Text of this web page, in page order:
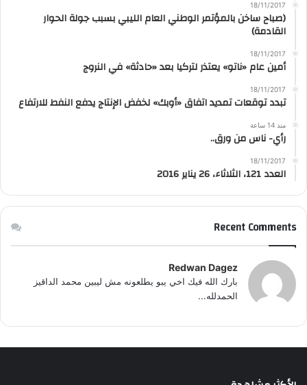
18/11/2017
(صباح ساخن بالمؤتمر الوطني العام الليبي بسبب جولة الحوار
القادمة)
18/11/2017
أمين عام «ناتو» يعتذر لتركيا بعد «حادثة» في النروج
18/11/2017
تبدد توقعات تمديد اتفاق «أوبك» لخفض الإنتاج يدفع النفط للارتفاع
منذ 14 ساعة
رأي- ناس من ورق..
18/11/2017
العدد 121، الثلاثاء، 26 يناير 2016
Recent Comments
Redwan Dagez
بارك الله فيك اخي يبو يطلعونه مش ليبين محمد الداقيز
الحمدلله...